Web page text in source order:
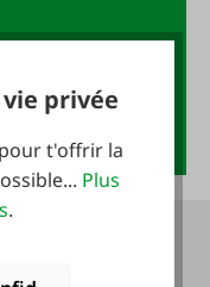
d'ouverture:
privée
t'offrir la
Plus
.